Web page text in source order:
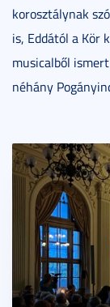
korosztálynak
is, Eddától a Kör
musicalből
néhány